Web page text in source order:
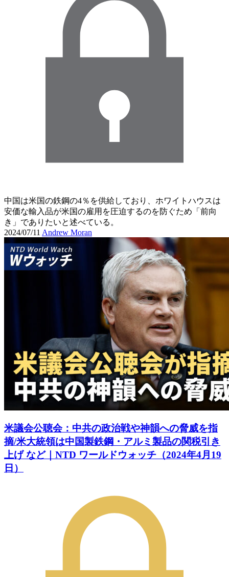
中国は米国の鉄鋼の4％を供給しており、ホワイトハウスは
安価な輸入品が米国の雇用を圧迫するのを防ぐため「前向
き」でありたいと述べている。
2024/07/11 Andrew Moran
米議会公聴会：中共の政治戦や神韻への脅威を指
摘/米大統領は中国製鉄鋼・アルミ製品の関税引き
上げ など｜NTD ワールドウォッチ（2024年4月19
日）